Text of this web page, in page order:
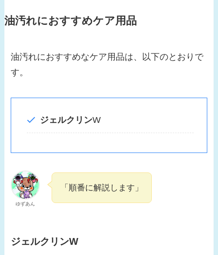
油汚れにおすすめケア用品
油汚れにおすすめなケア用品は、以下のとおりで
す。
ジェルクリンW
ゆずあん
「順番に解説します」
ジェルクリンW